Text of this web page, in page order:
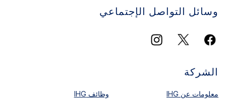
وسائل التواصل الإجتماعي
الشركة
معلومات عن IHG
وظائف IHG